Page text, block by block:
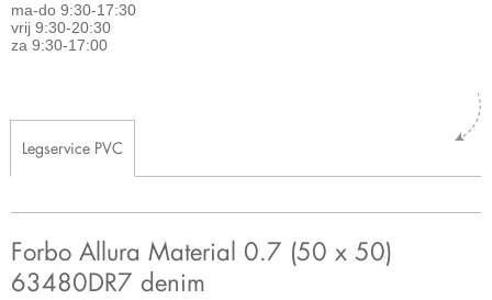
ma-do 9:30-17:30
vrij 9:30-20:30
za 9:30-17:00
Legservice PVC
Forbo Allura Material 0.7 (50 x 50)
63480DR7 denim